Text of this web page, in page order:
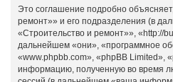
Это соглашение подробно
ремонт»» и его подразделения (в
«Строительство и ремонт»», «http://
дальнейшем «они», «программное
«www.phpbb.com», «phpBB Limited»,
информацию, полученную во время